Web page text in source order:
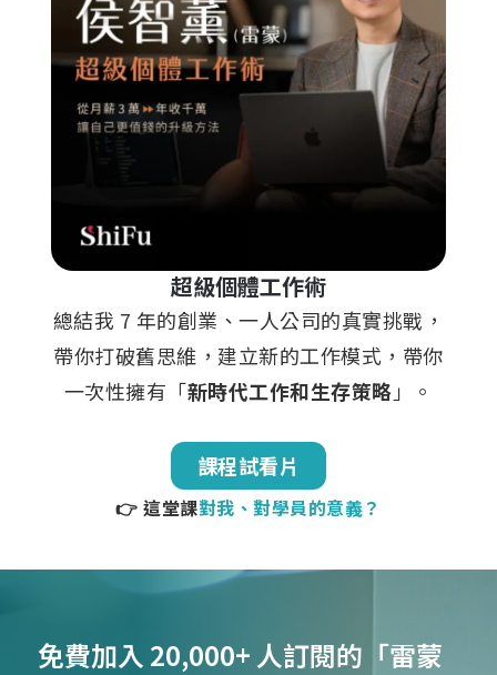
超級個體工作術
總結我 7 年的創業、一人公司的真實挑戰，
帶你打破舊思維，建立新的工作模式，帶你
一次性擁有「新時代工作和生存策略 」。
課程試看片
👉 這堂課對我、對學員的意義？
免費加入 20,000+ 人訂閱的「雷蒙